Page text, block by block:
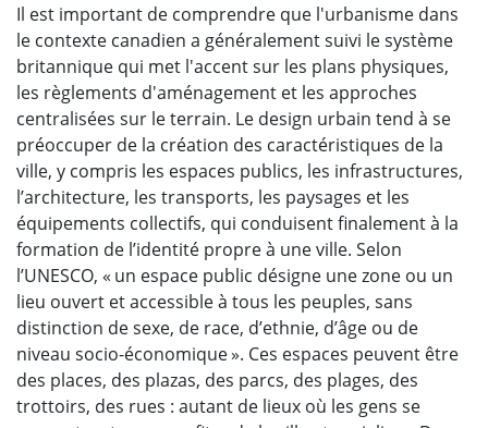
Il est important de comprendre que l'urbanisme dans
le contexte canadien a généralement suivi le système
britannique qui met l'accent sur les plans physiques,
les règlements d'aménagement et les approches
centralisées sur le terrain. Le design urbain tend à se
préoccuper de la création des caractéristiques de la
ville, y compris les espaces publics, les infrastructures,
l’architecture, les transports, les paysages et les
équipements collectifs, qui conduisent finalement à la
formation de l’identité propre à une ville. Selon
l’UNESCO, « un espace public désigne une zone ou un
lieu ouvert et accessible à tous les peuples, sans
distinction de sexe, de race, d’ethnie, d’âge ou de
niveau socio-économique ». Ces espaces peuvent être
des places, des plazas, des parcs, des plages, des
trottoirs, des rues : autant de lieux où les gens se